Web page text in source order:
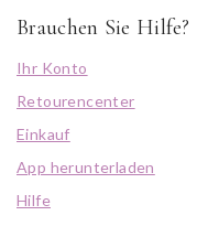
Brauchen Sie Hilfe?
Ihr Konto
Retourencenter
Einkauf
App herunterladen
Hilfe